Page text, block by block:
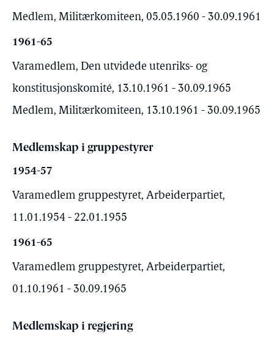
Medlem, Militærkomiteen, 05.05.1960 - 30.09.1961
1961-65
Varamedlem, Den utvidede utenriks- og
konstitusjonskomité, 13.10.1961 - 30.09.1965
Medlem, Militærkomiteen, 13.10.1961 - 30.09.1965
Medlemskap i gruppestyrer
1954-57
Varamedlem gruppestyret, Arbeiderpartiet,
11.01.1954 - 22.01.1955
1961-65
Varamedlem gruppestyret, Arbeiderpartiet,
01.10.1961 - 30.09.1965
Medlemskap i regjering